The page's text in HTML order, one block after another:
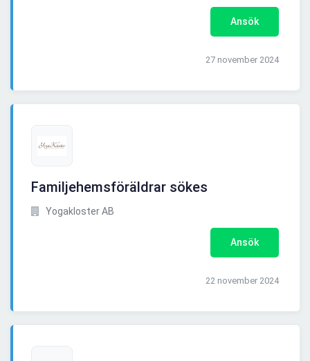
Ansök
27 november 2024
Familjehemsföräldrar sökes
Yogakloster AB
Ansök
22 november 2024